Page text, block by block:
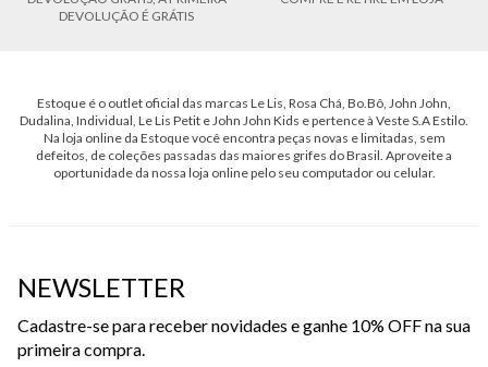
DEVOLUÇÃO É GRÁTIS
Estoque é o outlet oficial das marcas Le Lis, Rosa Chá, Bo.Bô, John John,
Dudalina, Individual, Le Lis Petit e John John Kids e pertence à Veste S.A Estilo.
Na loja online da Estoque você encontra peças novas e limitadas, sem
defeitos, de coleções passadas das maiores grifes do Brasil. Aproveite a
oportunidade da nossa loja online pelo seu computador ou celular.
NEWSLETTER
Cadastre-se para receber novidades e ganhe 10% OFF na sua
primeira compra.